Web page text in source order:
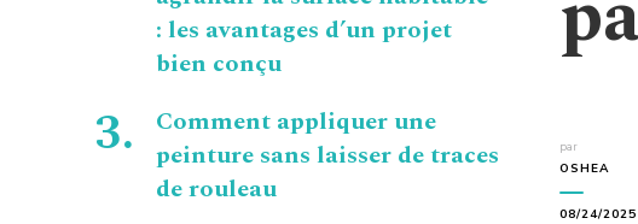
par
OSHEA
08/24/2025
: les avantages d’un projet
bien conçu
Comment appliquer une
peinture sans laisser de traces
de rouleau